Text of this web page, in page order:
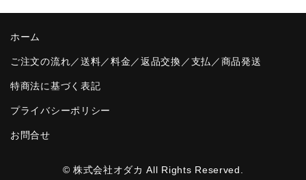
スポーツウォッチ
ポケットウォッチ
ホーム
ご注文の流れ／送料／料金／返品交換／支払／商品発送
特商法に基づく表記
プライバシーポリシー
お問合せ
© 株式会社オダカ All Rights Reserved.